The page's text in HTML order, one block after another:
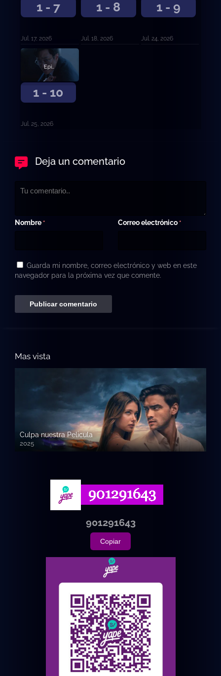
1 - 7
Jul. 17, 2026
1 - 8
Jul. 18, 2026
1 - 9
Jul. 24, 2026
1 - 10
Episodio 10
Jul. 25, 2026
Deja un comentario
Nombre * Correo electrónico *
Guarda mi nombre, correo electrónico y web en este
navegador para la próxima vez que comente.
Mas vista
Culpa nuestra Pelicula
2025
720p HD
901291643
Copiar